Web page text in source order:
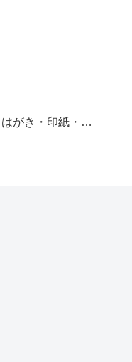
切手・はがき・印紙・レターパック